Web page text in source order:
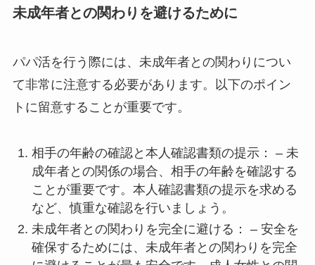
未成年者との関わりを避けるために
パパ活を行う際には、未成年者との関わりについ
て非常に注意する必要があります。以下のポイン
トに留意することが重要です。
相手の年齢の確認と本人確認書類の提示： – 未
成年者との関係の場合、相手の年齢を確認する
ことが重要です。本人確認書類の提示を求める
など、慎重な確認を行いましょう。
未成年者との関わりを完全に避ける： – 安全を
確保するためには、未成年者との関わりを完全